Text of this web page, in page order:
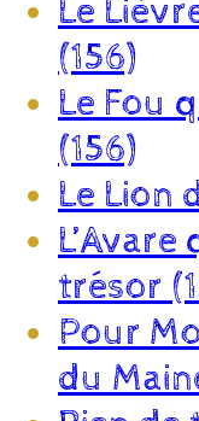
Le
(156)
Le Fou
(156)
Le Lion
trésor
Pour
du